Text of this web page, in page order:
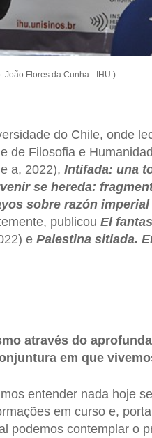
João Flores da Cunha - IHU )
do Chile, onde
de Filosofia e
a, 2022), Intifada: una
se hereda:
sobre razón
publicou El
e Palestina sitiada.
através do
em que
entender nada hoje
em curso e,
podemos contemplar o